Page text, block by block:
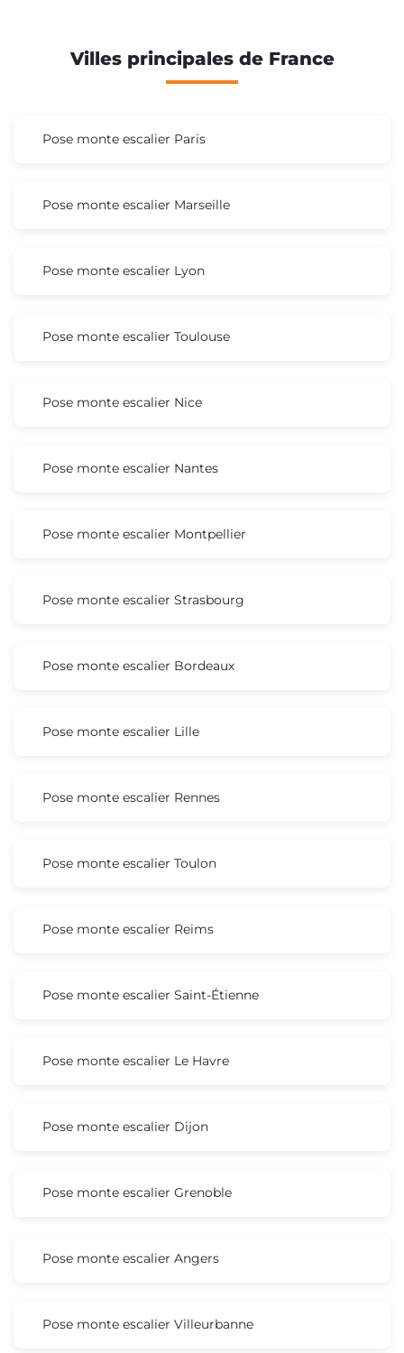
Villes principales de France
Pose monte escalier Paris
Pose monte escalier Marseille
Pose monte escalier Lyon
Pose monte escalier Toulouse
Pose monte escalier Nice
Pose monte escalier Nantes
Pose monte escalier Montpellier
Pose monte escalier Strasbourg
Pose monte escalier Bordeaux
Pose monte escalier Lille
Pose monte escalier Rennes
Pose monte escalier Toulon
Pose monte escalier Reims
Pose monte escalier Saint-Étienne
Pose monte escalier Le Havre
Pose monte escalier Dijon
Pose monte escalier Grenoble
Pose monte escalier Angers
Pose monte escalier Villeurbanne